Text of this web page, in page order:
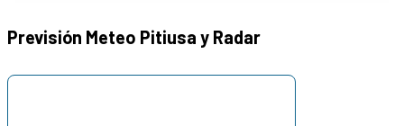
Previsión Meteo Pitiusa y Radar